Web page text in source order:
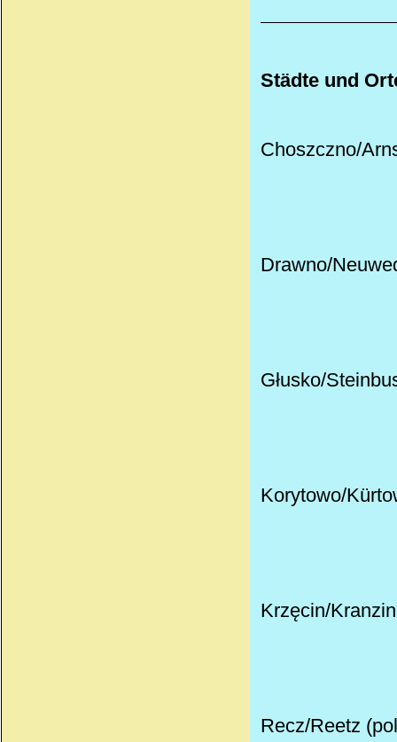
Städte und
Choszczno/
Drawno/
Głusko/
Korytowo/
Krzęcin/
Recz/Reetz